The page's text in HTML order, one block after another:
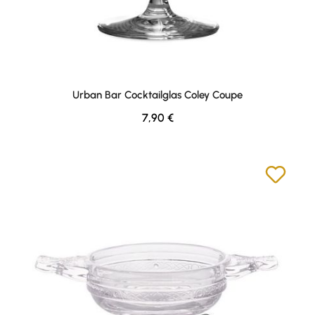
Urban Bar Cocktailglas Coley Coupe
Regulärer Preis:
7,90 €